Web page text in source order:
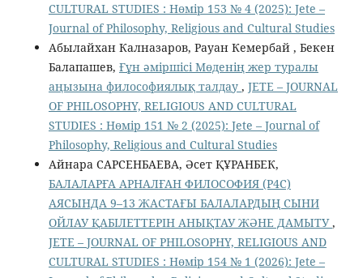
CULTURAL STUDIES : Нөмір 153 № 4 (2025): Jete –
Jоurnal of Philosophy, Religious аnd Cultural Studies
Абылайхан Калназаров, Рауан Кемербай , Бекен
Балапашев, Ғұн әміршісі Мөденің жер туралы
аңызына философиялық талдау , JETE – JОURNAL
OF PHILOSOPHY, RELIGIOUS AND CULTURAL
STUDIES : Нөмір 151 № 2 (2025): Jete – Jоurnal of
Philosophy, Religious аnd Cultural Studies
Айнара САРСЕНБАЕВА, Әсет ҚҰРАНБЕК,
БАЛАЛАРҒА АРНАЛҒАН ФИЛОСОФИЯ (P4C)
АЯСЫНДА 9–13 ЖАСТАҒЫ БАЛАЛАРДЫҢ СЫНИ
ОЙЛАУ ҚАБІЛЕТТЕРІН АНЫҚТАУ ЖӘНЕ ДАМЫТУ,
JETE – JОURNAL OF PHILOSOPHY, RELIGIOUS AND
CULTURAL STUDIES : Нөмір 154 № 1 (2026): Jete –